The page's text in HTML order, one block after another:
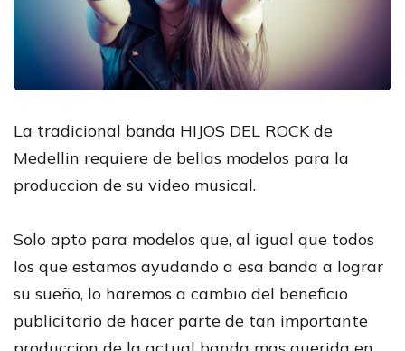
La tradicional banda HIJOS DEL ROCK de
Medellin requiere de bellas modelos para la
produccion de su video musical.
Solo apto para modelos que, al igual que todos
los que estamos ayudando a esa banda a lograr
su sueño, lo haremos a cambio del beneficio
publicitario de hacer parte de tan importante